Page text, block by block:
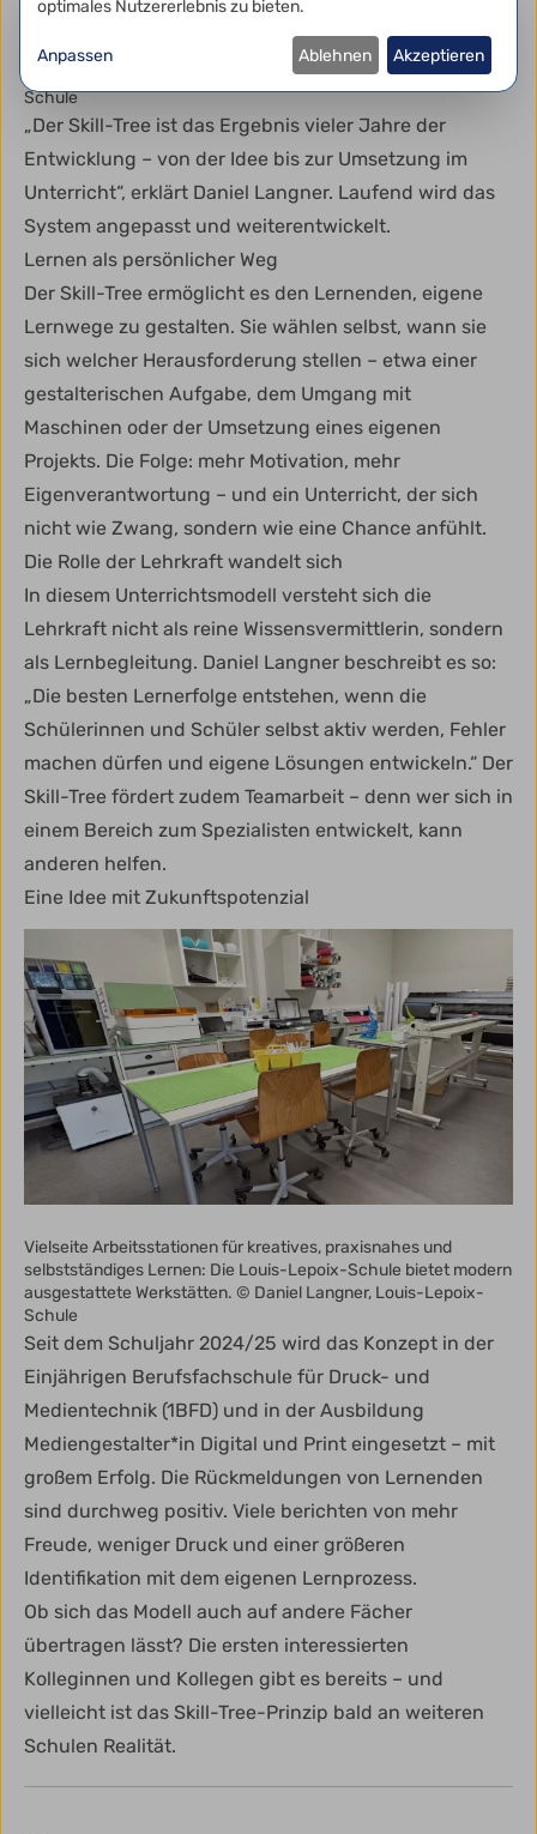
Wer an den Maschinen selbstständig arbeiten will, muss zuvor –
Prüfung ablegen. Die Belohnung: ein persönliches Abzeichen als
Zugangsschlüssel zur Technik! © Daniel Langner, Louis-Lepoix-
Schule
„Der Skill-Tree ist das Ergebnis vieler Jahre der
Entwicklung – von der Idee bis zur Umsetzung im
Unterricht“, erklärt Daniel Langner. Laufend wird das
System angepasst und weiterentwickelt.
Lernen als persönlicher Weg
Der Skill-Tree ermöglicht es den Lernenden, eigene
Lernwege zu gestalten. Sie wählen selbst, wann sie
sich welcher Herausforderung stellen – etwa einer
gestalterischen Aufgabe, dem Umgang mit
Maschinen oder der Umsetzung eines eigenen
Projekts. Die Folge: mehr Motivation, mehr
Eigenverantwortung – und ein Unterricht, der sich
nicht wie Zwang, sondern wie eine Chance anfühlt.
Die Rolle der Lehrkraft wandelt sich
In diesem Unterrichtsmodell versteht sich die
Lehrkraft nicht als reine Wissensvermittlerin, sondern
als Lernbegleitung. Daniel Langner beschreibt es so:
„Die besten Lernerfolge entstehen, wenn die
Schülerinnen und Schüler selbst aktiv werden, Fehler
machen dürfen und eigene Lösungen entwickeln.“ Der
Skill-Tree fördert zudem Teamarbeit – denn wer sich in
einem Bereich zum Spezialisten entwickelt, kann
anderen helfen.
Eine Idee mit Zukunftspotenzial
Vielseite Arbeitsstationen für kreatives, praxisnahes und
selbstständiges Lernen: Die Louis-Lepoix-Schule bietet modern
ausgestattete Werkstätten. © Daniel Langner, Louis-Lepoix-
Schule
Seit dem Schuljahr 2024/25 wird das Konzept in der
Einjährigen Berufsfachschule für Druck- und
Medientechnik (1BFD) und in der Ausbildung
Mediengestalter*in Digital und Print eingesetzt – mit
großem Erfolg. Die Rückmeldungen von Lernenden
sind durchweg positiv. Viele berichten von mehr
Freude, weniger Druck und einer größeren
Identifikation mit dem eigenen Lernprozess.
Ob sich das Modell auch auf andere Fächer
übertragen lässt? Die ersten interessierten
Kolleginnen und Kollegen gibt es bereits – und
vielleicht ist das Skill-Tree-Prinzip bald an weiteren
Schulen Realität.
optimales Nutzererlebnis zu bieten.
Anpassen Ablehnen Akzeptieren